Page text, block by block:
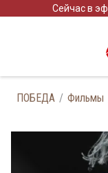
Сейчас в
ПОБЕДА Фильмы